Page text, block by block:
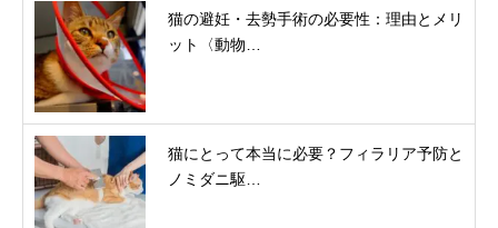
猫の避妊・去勢手術の必要性：理由とメリ
ット〈動物…
猫にとって本当に必要？フィラリア予防と
ノミダニ駆…